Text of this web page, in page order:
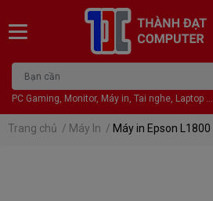
PC Gaming, Monitor, Máy in, Tai nghe, Laptop ...
Trang chủ / Máy In / Máy in Epson L1800